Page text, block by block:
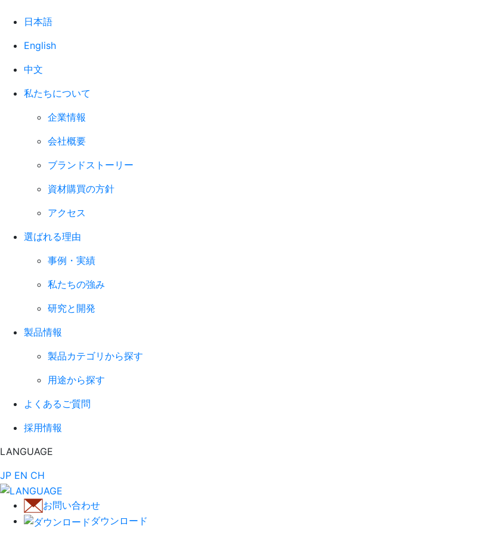
日本語
English
中文
私たちについて
企業情報
会社概要
ブランドストーリー
資材購買の方針
アクセス
選ばれる理由
事例・実績
私たちの強み
研究と開発
製品情報
製品カテゴリから探す
用途から探す
よくあるご質問
採用情報
LANGUAGE
JP EN CH
お問い合わせ
ダウンロード